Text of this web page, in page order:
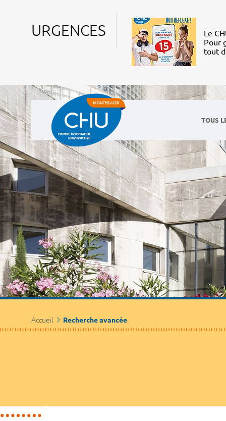
URGENCES
Le
Pour
tout
TOUS
Accueil Recherche avancée